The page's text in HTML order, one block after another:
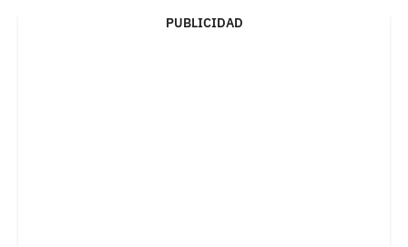
PUBLICIDAD